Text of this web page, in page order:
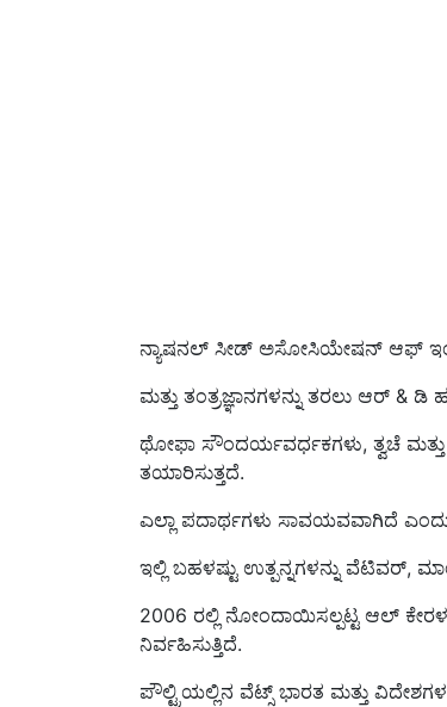
ನ್ಯಾಷನಲ್ ಸೀಡ್ ಅಸೋಸಿಯೇಷನ್ ಆಫ್
ಮತ್ತು ತಂತ್ರಜ್ಞಾನಗಳನ್ನು ತರಲು ಆರ್ & ಡಿ
ಥೋಫಾ ಸೌಂದರ್ಯವರ್ಧಕಗಳು, ತ್ವಚೆ ಮತ್ತು
ತಯಾರಿಸುತ್ತದೆ.
ಎಲ್ಲಾ ಪದಾರ್ಥಗಳು ಸಾವಯವವಾಗಿದೆ
ಇಲ್ಲಿ ಬಹಳಷ್ಟು ಉತ್ಪನ್ನಗಳನ್ನು ವೆಟಿವರ್,
2006 ರಲ್ಲಿ ನೋಂದಾಯಿಸಲ್ಪಟ್ಟ ಆಲ್
ನಿರ್ವಹಿಸುತ್ತಿದೆ.
ಪೌಲ್ಟ್ರಿಯಲ್ಲಿನ ವೆಟ್ಸ್ ಭಾರತ ಮತ್ತು